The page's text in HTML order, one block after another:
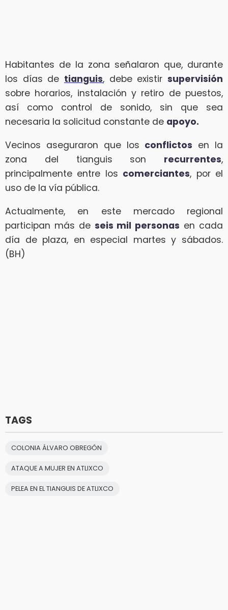
Habitantes de la zona señalaron que, durante
los días de tianguis, debe existir supervisión
sobre horarios, instalación y retiro de puestos,
así como control de sonido, sin que sea
necesaria la solicitud constante de apoyo.
Vecinos aseguraron que los conflictos en la
zona del tianguis son recurrentes,
principalmente entre los comerciantes, por el
uso de la vía pública.
Actualmente, en este mercado regional
participan más de seis mil personas en cada
día de plaza, en especial martes y sábados.
(BH)
TAGS
COLONIA ÁLVARO OBREGÓN
ATAQUE A MUJER EN ATLIXCO
PELEA EN EL TIANGUIS DE ATLIXCO